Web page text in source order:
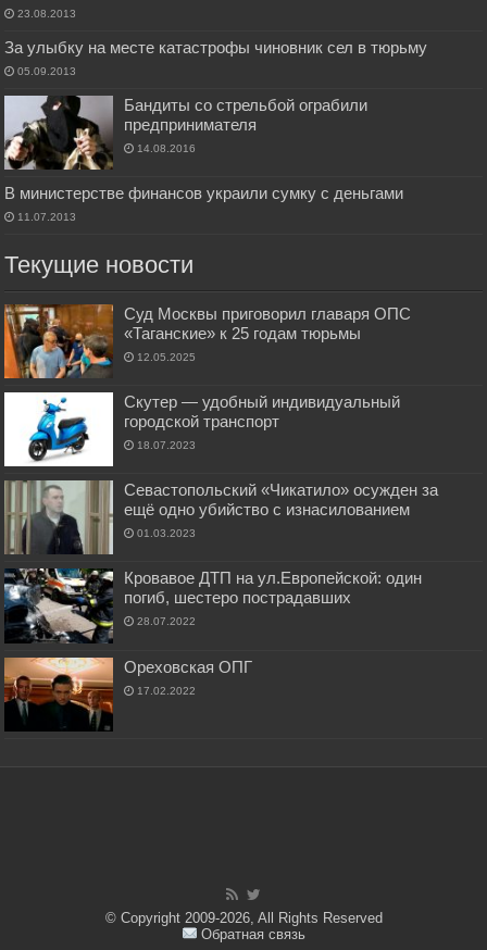
23.08.2013
За улыбку на месте катастрофы чиновник сел в тюрьму
05.09.2013
Бандиты со стрельбой ограбили
предпринимателя
14.08.2016
В министерстве финансов украили сумку с деньгами
11.07.2013
Текущие новости
Суд Москвы приговорил главаря ОПС
«Таганские» к 25 годам тюрьмы
12.05.2025
Скутер — удобный индивидуальный
городской транспорт
18.07.2023
Севастопольский «Чикатило» осужден за
ещё одно убийство с изнасилованием
01.03.2023
Кровавое ДТП на ул.Европейской: один
погиб, шестеро пострадавших
28.07.2022
Ореховская ОПГ
17.02.2022
© Copyright 2009-2026, All Rights Reserved
Обратная связь